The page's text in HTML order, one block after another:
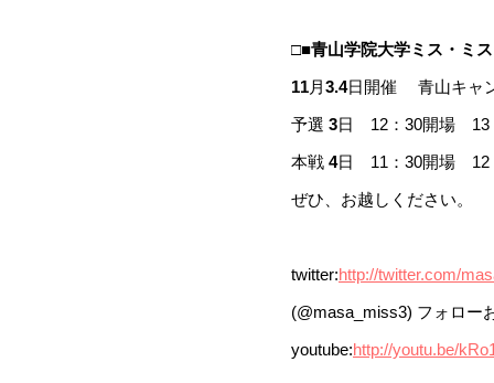
□■青山学院大学ミス・ミ
11月3.4日開催 青山キャ
予選 3日 12：30開場 13
本戦 4日 11：30開場 12
ぜひ、お越しください。
twitter:http://twitter.com/
(@masa_miss3) フォロー
youtube:http://youtu.be/